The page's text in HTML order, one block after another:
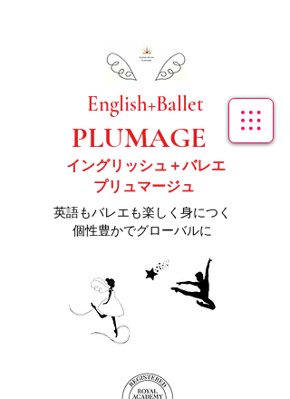
イングリッシュ＋バレエ
​English+Ballet
PLUMAGE
プリュマージュ
​英語もバレエも楽しく身につく
個性豊かでグローバルに